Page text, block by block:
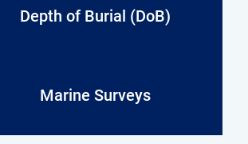
Depth of Burial (DoB)
Marine Surveys